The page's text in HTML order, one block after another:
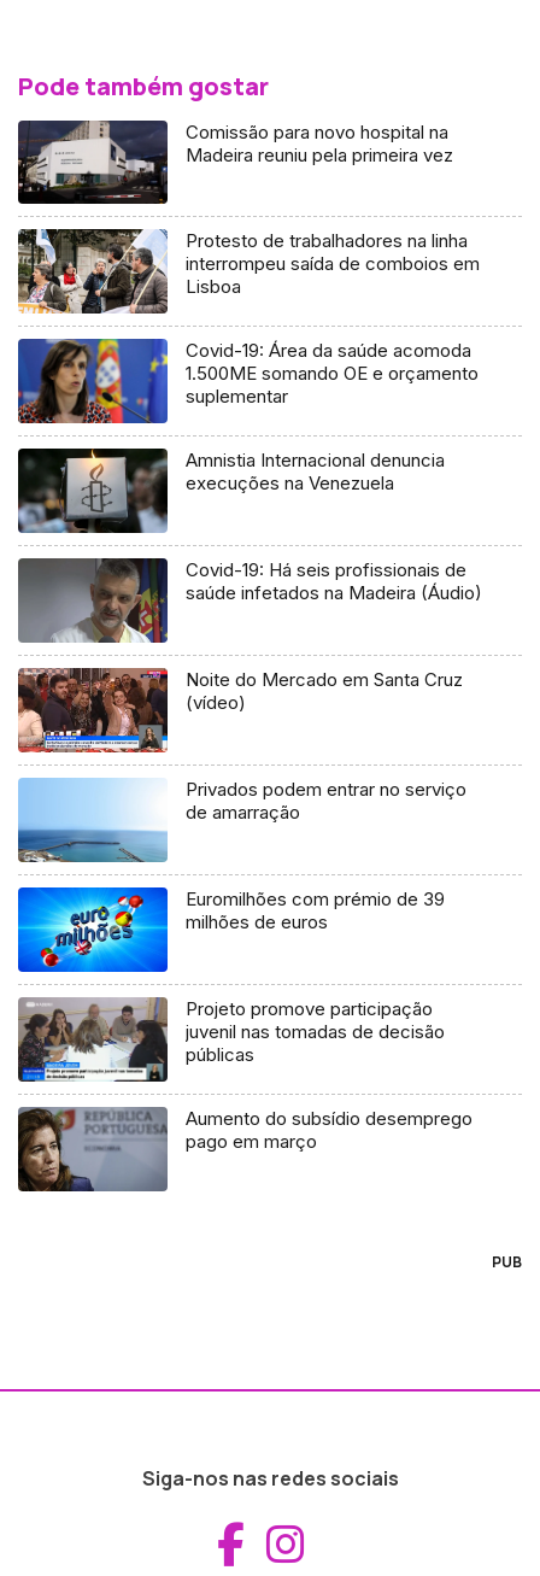
Pode também gostar
Comissão para novo hospital na
Madeira reuniu pela primeira vez
Protesto de trabalhadores na linha
interrompeu saída de comboios em
Lisboa
Covid-19: Área da saúde acomoda
1.500ME somando OE e orçamento
suplementar
Amnistia Internacional denuncia
execuções na Venezuela
Covid-19: Há seis profissionais de
saúde infetados na Madeira (Áudio)
Noite do Mercado em Santa Cruz
(vídeo)
Privados podem entrar no serviço
de amarração
Euromilhões com prémio de 39
milhões de euros
Projeto promove participação
juvenil nas tomadas de decisão
públicas
Aumento do subsídio desemprego
pago em março
PUB
Siga-nos nas redes sociais
Aceder ao